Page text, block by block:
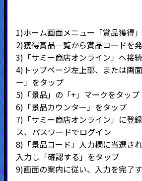
1)ホーム画面メニュー「賞品獲得」
2)獲得賞品一覧から賞品コードを
3) 「サミー商店オンライン」へ接続
4) トップページ左上部、または画
ー」をタップ
5) 「景品」の「+ 」マークをタップ
6) 「景品カウンター」をタップ
7) 「サミー商店オンライン」に登
ス、パスワードでログイン
8) 「景品コード」入力欄に当選さ
入力し「確認する」をタップ
9)画面の案内に従い、入力を完了